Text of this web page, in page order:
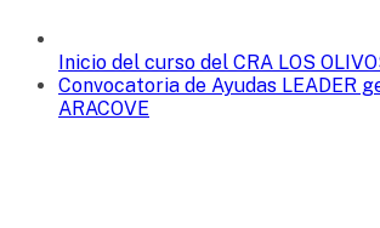
Inicio del curso del CRA LOS
Convocatoria de Ayudas LEADER
ARACOVE